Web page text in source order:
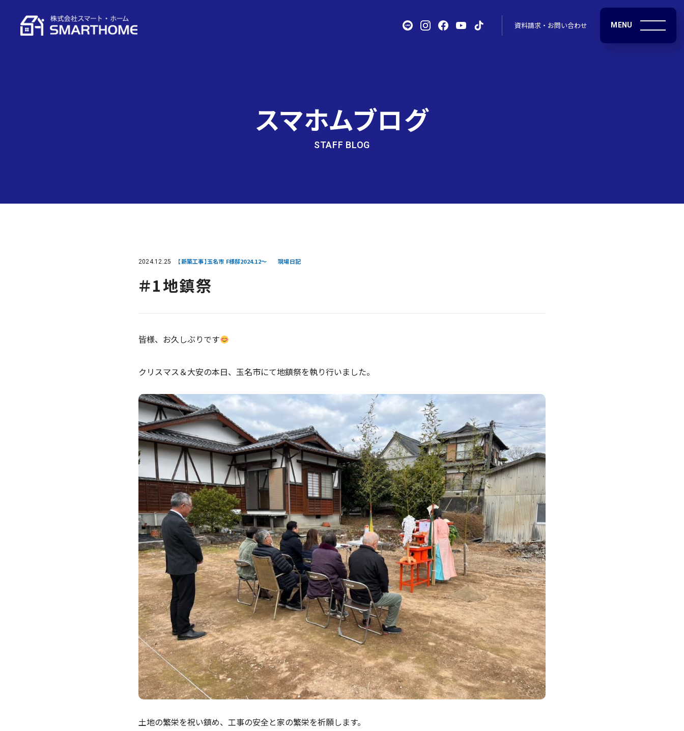
資料請求・お問い合わせ MENU
スマホムブログ
STAFF BLOG
2024.12.25 【新築工事】玉名市 F様邸2024.12～ 現場日記
＃1地鎮祭
皆様、お久しぶりです
クリスマス＆大安の本日、玉名市にて地鎮祭を執り行いました。
土地の繁栄を祝い鎮め、工事の安全と家の繁栄を祈願します。